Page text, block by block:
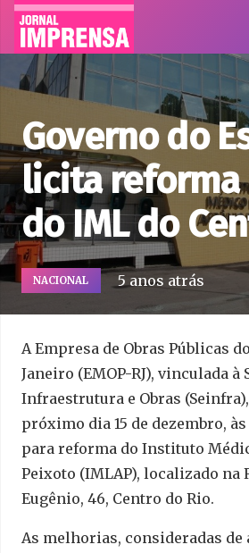
Governo do
licita reforma
do IML do
NACIONAL 5 anos atrás
A Empresa de Obras Públicas
Janeiro (EMOP-RJ), vinculada à
Infraestrutura e Obras
próximo dia 15 de dezembro,
para reforma do Instituto
Peixoto (IMLAP), localizado na
Eugênio, 46, Centro do Rio.
As melhorias, consideradas de